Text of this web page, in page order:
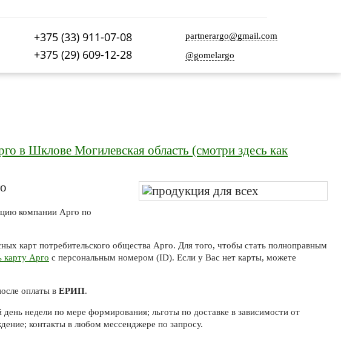
partnerargo@gmail.com
@gomelargo
+375 (33) 911-07-08
+375 (29) 609-12-28
в Шклове Могилевская область (смотри здесь как
компании Арго по
карт потребительского общества Арго. Для того, чтобы стать полноправным
карту Арго с персональным номером (ID). Если у Вас нет карты, можете
оплаты в ЕРИП.
день недели по мере формирования; льготы по доставке в зависимости от
контакты в любом мессенджере по запросу.